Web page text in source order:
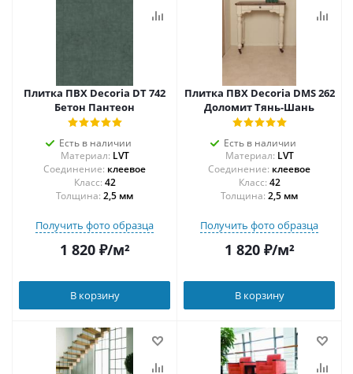
Плитка ПВХ Decoria DT 742
Бетон Пантеон
Есть в наличии
Материал: LVT
Соединение: клеевое
42
Толщина: 2,5 мм
Получить фото образца
1 820₽/м²
В корзину
Плитка ПВХ Decoria DMS 262
Доломит Тянь-Шань
Есть в наличии
Материал: LVT
Соединение: клеевое
42
Толщина: 2,5 мм
Получить фото образца
1 820₽/м²
В корзину